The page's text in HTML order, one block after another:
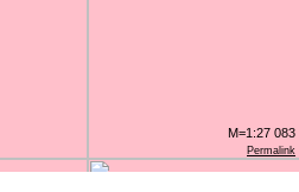
Permalink
M=1:27 083